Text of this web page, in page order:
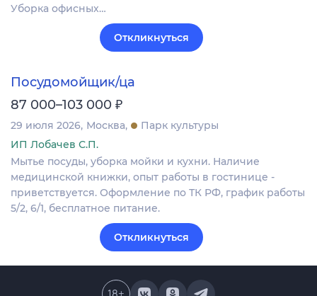
Уборка офисных…
Откликнуться
Посудомойщик/ца
87 000–103 000 ₽
29 июля 2026 Москва
Парк культуры
ИП Лобачев С.П.
Мытье посуды, уборка мойки и кухни. Наличие
медицинской книжки, опыт работы в гостинице -
приветствуется. Оформление по ТК РФ, график работы
5/2, 6/1, бесплатное питание.
Откликнуться